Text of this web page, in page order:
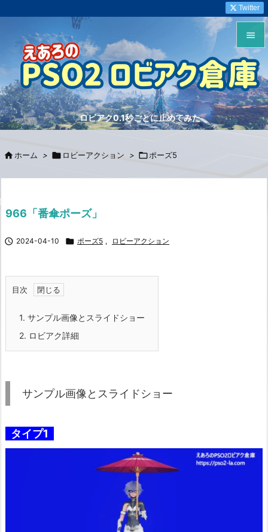
ロビアク0.1秒ごとに止めてみた


メニュ

サイド


Twitter
 ホーム >  ロビーアクション > ポーズ5
966「番傘ポーズ」
 2024-04-10  ポーズ5 , ロビーアクション
目次
1. サンプル画像とスライドショー
2. ロビアク詳細
サンプル画像とスライドショー
タイプ1